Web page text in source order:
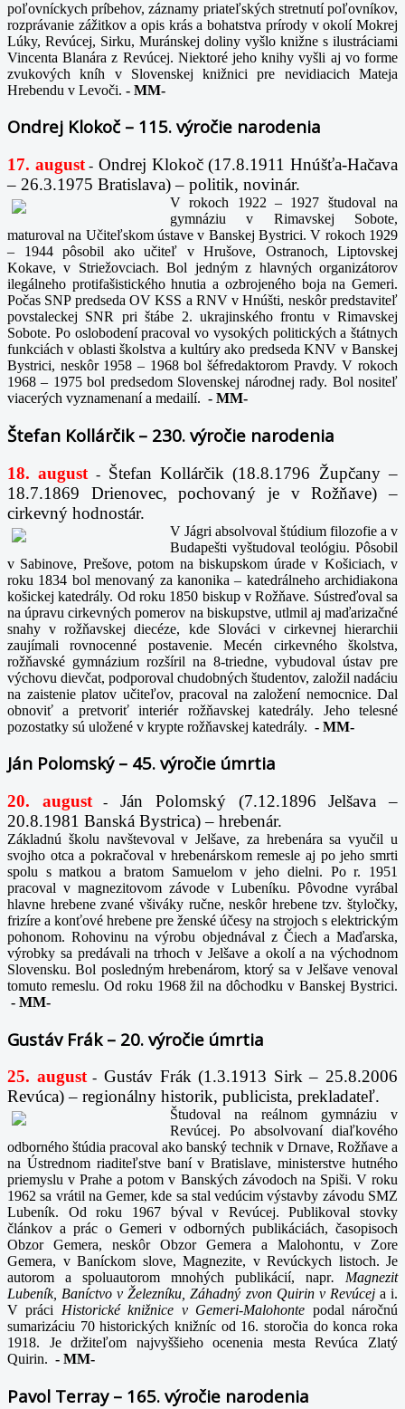
poľovníckych príbehov, záznamy priateľských stretnutí poľovníkov,
rozprávanie zážitkov a opis krás a bohatstva prírody v okolí Mokrej
Lúky, Revúcej, Sirku, Muránskej doliny vyšlo knižne s ilustráciami
Vincenta Blanára z Revúcej. Niektoré jeho knihy vyšli aj vo forme
zvukových kníh v Slovenskej knižnici pre nevidiacich Mateja
Hrebendu v Levoči. - MM-
Ondrej Klokoč – 115. výročie narodenia
17. august- Ondrej Klokoč (17.8.1911 Hnúšťa-Hačava
– 26.3.1975 Bratislava) – politik, novinár.
V rokoch 1922 – 1927 študoval na
gymnáziu v Rimavskej Sobote,
maturoval na Učiteľskom ústave v Banskej Bystrici. V rokoch 1929
– 1944 pôsobil ako učiteľ v Hrušove, Ostranoch, Liptovskej
Kokave, v Striežovciach. Bol jedným z hlavných organizátorov
ilegálneho protifašistického hnutia a ozbrojeného boja na Gemeri.
Počas SNP predseda OV KSS a RNV v Hnúšti, neskôr predstaviteľ
povstaleckej SNR pri štábe 2. ukrajinského frontu v Rimavskej
Sobote. Po oslobodení pracoval vo vysokých politických a štátnych
funkciách v oblasti školstva a kultúry ako predseda KNV v Banskej
Bystrici, neskôr 1958 – 1968 bol šéfredaktorom Pravdy. V rokoch
1968 – 1975 bol predsedom Slovenskej národnej rady. Bol nositeľ
viacerých vyznamenaní a medailí. - MM-
Štefan Kollárčik – 230. výročie narodenia
18. august -
Štefan Kollárčik (18.8.1796 Župčany –
18.7.1869 Drienovec, pochovaný je v Rožňave) –
cirkevný hodnostár.
V Jágri absolvoval štúdium filozofie a v
Budapešti vyštudoval teológiu. Pôsobil
v Sabinove, Prešove, potom na biskupskom úrade v Košiciach, v
roku 1834 bol menovaný za kanonika – katedrálneho archidiakona
košickej katedrály. Od roku 1850 biskup v Rožňave. Sústreďoval sa
na úpravu cirkevných pomerov na biskupstve, utlmil aj maďarizačné
snahy v rožňavskej diecéze, kde Slováci v cirkevnej hierarchii
zaujímali rovnocenné postavenie. Mecén cirkevného školstva,
rožňavské gymnázium rozšíril na 8-triedne, vybudoval ústav pre
výchovu dievčat, podporoval chudobných študentov, založil nadáciu
na zaistenie platov učiteľov, pracoval na založení nemocnice. Dal
obnoviť a pretvoriť interiér rožňavskej katedrály. Jeho telesné
pozostatky sú uložené v krypte rožňavskej katedrály. - MM-
Ján Polomský – 45. výročie úmrtia
20. august-
Ján Polomský (7.12.1896 Jelšava –
20.8.1981 Banská Bystrica) – hrebenár.
Základnú školu navštevoval v Jelšave, za hrebenára sa vyučil u
svojho otca a pokračoval v hrebenárskom remesle aj po jeho smrti
spolu s matkou a bratom Samuelom v jeho dielni. Po r. 1951
pracoval v magnezitovom závode v Lubeníku. Pôvodne vyrábal
hlavne hrebene zvané všiváky ručne, neskôr hrebene tzv. štyločky,
frizíre a konťové hrebene pre ženské účesy na strojoch s elektrickým
pohonom. Rohovinu na výrobu objednával z Čiech a Maďarska,
výrobky sa predávali na trhoch v Jelšave a okolí a na východnom
Slovensku. Bol posledným hrebenárom, ktorý sa v Jelšave venoval
tomuto remeslu. Od roku 1968 žil na dôchodku v Banskej Bystrici.
- MM-
Gustáv Frák – 20. výročie úmrtia
25. august- Gustáv Frák (1.3.1913 Sirk – 25.8.2006
Revúca) – regionálny historik, publicista, prekladateľ.
Študoval na reálnom gymnáziu v
Revúcej. Po absolvovaní diaľkového
odborného štúdia pracoval ako banský technik v Drnave, Rožňave a
na Ústrednom riaditeľstve baní v Bratislave, ministerstve hutného
priemyslu v Prahe a potom v Banských závodoch na Spiši. V roku
1962 sa vrátil na Gemer, kde sa stal vedúcim výstavby závodu SMZ
Lubeník. Od roku 1967 býval v Revúcej. Publikoval stovky
článkov a prác o Gemeri v odborných publikáciách, časopisoch
Obzor Gemera, neskôr Obzor Gemera a Malohontu, v Zore
Gemera, v Baníckom slove, Magnezite, v Revúckych listoch. Je
autorom a spoluautorom mnohých publikácií, napr. Magnezit
Lubeník, Baníctvo v Železníku, Záhadný zvon Quirin v Revúcej a i.
V práci Historické knižnice v Gemeri-Malohonte podal náročnú
sumarizáciu 70 historických knižníc od 16. storočia do konca roka
1918. Je držiteľom najvyššieho ocenenia mesta Revúca Zlatý
Quirin. - MM-
Pavol Terray – 165. výročie narodenia